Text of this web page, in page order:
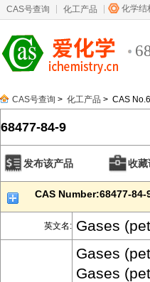
CAS号查询 化工产品 化学结
CAS号查询 > 化工产品 > CAS
68477-84-9
发布该产品 收藏
CAS Number:68477-84-
英文名: Gases
Gases
Gases